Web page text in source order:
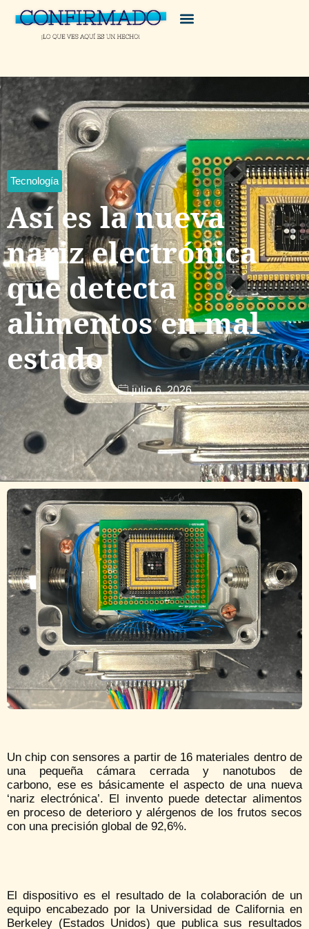
Tecnología
Así es la nueva
nariz electrónica
que detecta
alimentos en mal
estado
julio 6, 2026
Un chip con sensores a partir de 16 materiales dentro de
una pequeña cámara cerrada y nanotubos de
carbono, ese es básicamente el aspecto de una nueva
‘nariz electrónica’. El invento puede detectar alimentos
en proceso de deterioro y alérgenos de los frutos secos
con una precisión global de 92,6%.
El dispositivo es el resultado de la colaboración de un
equipo encabezado por la Universidad de California en
Berkeley (Estados Unidos) que publica sus resultados